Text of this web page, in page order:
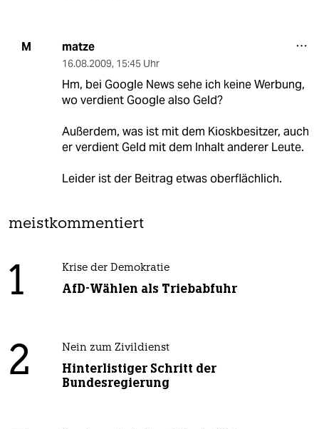
M matze
16.08.2009, 15:45 Uhr
Hm, bei Google News sehe ich keine Werbung,
wo verdient Google also Geld?
Außerdem, was ist mit dem Kioskbesitzer, auch
er verdient Geld mit dem Inhalt anderer Leute.
Leider ist der Beitrag etwas oberflächlich.
meistkommentiert
1 Krise der Demokratie
AfD-Wählen als Triebabfuhr
2 Nein zum Zivildienst
Hinterlistiger Schritt der
Bundesregierung